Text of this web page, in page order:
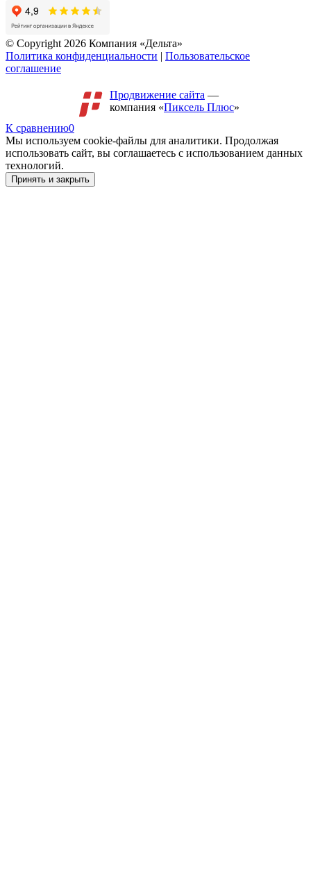
© Copyright 2026 Компания «Дельта»
Политика конфиденциальности | Пользовательское
соглашение
Продвижение сайта —
компания «Пиксель Плюс»
К сравнению0
Мы используем cookie-файлы для аналитики. Продолжая
использовать сайт, вы соглашаетесь с использованием данных
технологий.
Принять и закрыть